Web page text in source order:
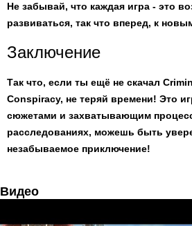
Не забывай, что каждая игра - это
развиваться, так что вперед, к
Заключение
Так что, если ты ещё не скачал
Conspiracy, не теряй времени! Это
сюжетами и захватывающим
расследованиях, можешь быть
незабываемое приключение!
Видео